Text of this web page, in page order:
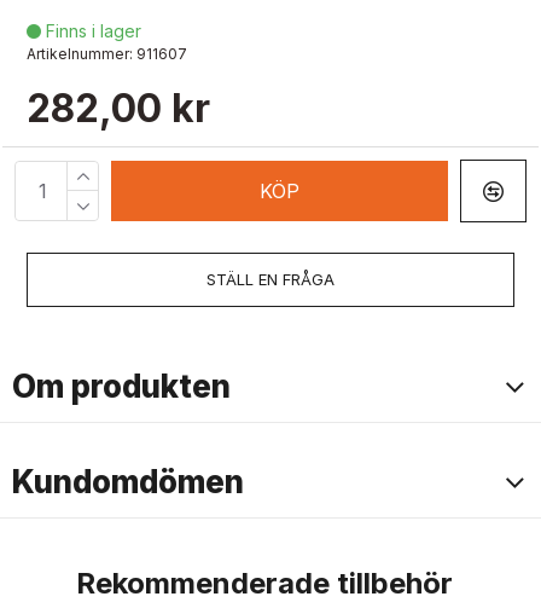
282,00 kr
 Finns i lager
Artikelnummer: 911607
KÖP
STÄLL EN FRÅGA
Om produkten
Kundomdömen
Rekommenderade tillbehör